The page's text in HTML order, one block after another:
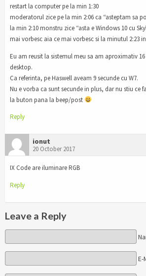
restart la computer pe la min 1:30
moderatorul zice pe la min 2:06 ca “asteptam sa
la min 2:10 monstru zice “asta e Windows 10 cu
mai vorbesc aia ce mai vorbesc si la minutul 2:23
Eu am reusit la sistemul meu sa am aproximativ
desktop.
Ca referinta, pe Haswell aveam 9 secunde cu W7.
Nu e vorba ca sunt secunde in plus, dar nu stiu ce
la buton pana la beep/post
Reply
ionut
20 October 2017
IX Code are iluminare RGB
Reply
Leave a Reply
E-